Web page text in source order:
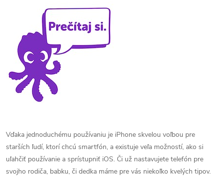
Vďaka jednoduchému používaniu je iPhone skvelou voľbou pre
starších ľudí, ktorí chcú smartfón, a existuje veľa možností, ako si
uľahčiť používanie a sprístupniť iOS. Či už nastavujete telefón pre
svojho rodiča, babku, či dedka máme pre vás niekoľko kvelých tipov.